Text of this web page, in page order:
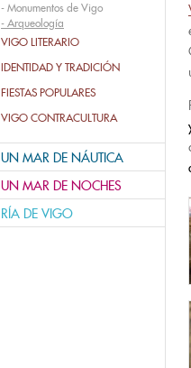
- Monumentos de Vigo
- Arqueología
VIGO LITERARIO
IDENTIDAD Y TRADICIÓN
FIESTAS POPULARES
VIGO CONTRACULTURA
UN MAR DE NÁUTICA
UN MAR DE NOCHES
RÍA DE VIGO